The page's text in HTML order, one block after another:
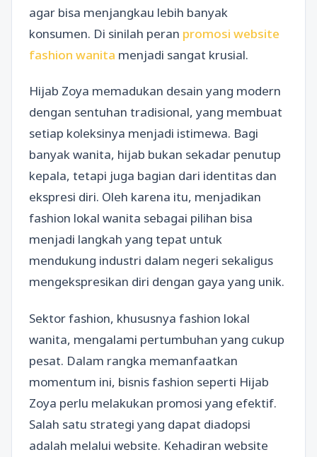
agar bisa menjangkau lebih banyak
konsumen. Di sinilah peran promosi website
fashion wanita menjadi sangat krusial.
Hijab Zoya memadukan desain yang modern
dengan sentuhan tradisional, yang membuat
setiap koleksinya menjadi istimewa. Bagi
banyak wanita, hijab bukan sekadar penutup
kepala, tetapi juga bagian dari identitas dan
ekspresi diri. Oleh karena itu, menjadikan
fashion lokal wanita sebagai pilihan bisa
menjadi langkah yang tepat untuk
mendukung industri dalam negeri sekaligus
mengekspresikan diri dengan gaya yang unik.
Sektor fashion, khususnya fashion lokal
wanita, mengalami pertumbuhan yang cukup
pesat. Dalam rangka memanfaatkan
momentum ini, bisnis fashion seperti Hijab
Zoya perlu melakukan promosi yang efektif.
Salah satu strategi yang dapat diadopsi
adalah melalui website. Kehadiran website